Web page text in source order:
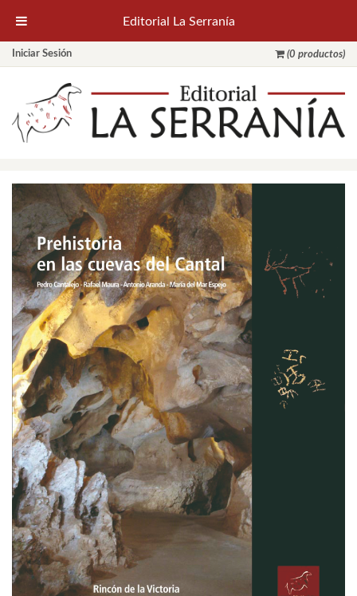
Iniciar Sesión (0 productos)
Editorial La Serranía